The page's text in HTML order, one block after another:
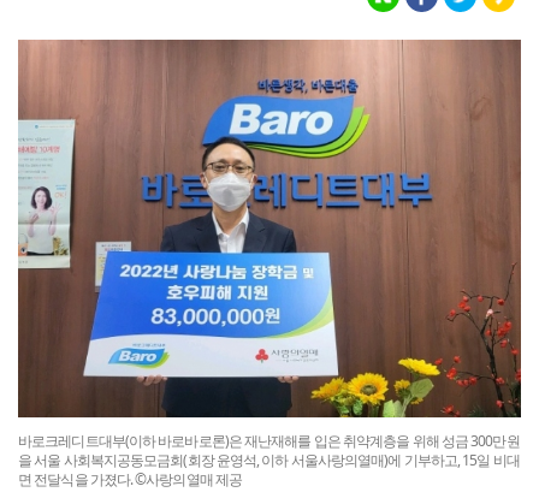
바로크레디트대부(이하 바로바로론)은 재난재해를 입은 취약계층을 위해 성금 300만원
을 서울 사회복지공동모금회(회장 윤영석, 이하 서울사랑의열매)에 기부하고, 15일 비대
면 전달식을 가졌다. ©사랑의열매 제공